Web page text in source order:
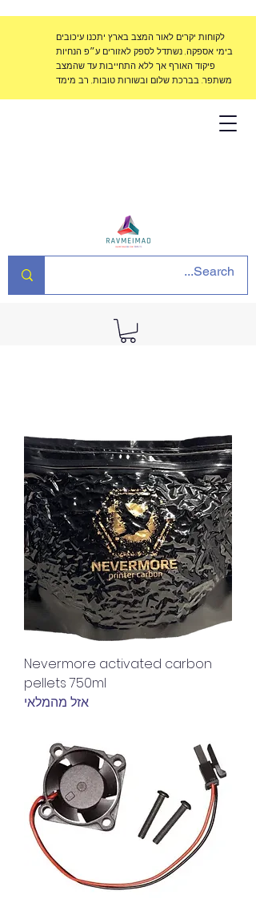
לקוחות יקרים לאור המצב בארץ יתכנו עיכובים
בימי אספקה, נשתדל לספק לאזורים ע״פ הנחיות
פיקוד האורף אך ללא התחייבות עד שהמצב
משתפר. בברכת שלום ובשורות טובות, רב מימד
Nevermore activated carbon
pellets 750ml
אזל מהמלאי